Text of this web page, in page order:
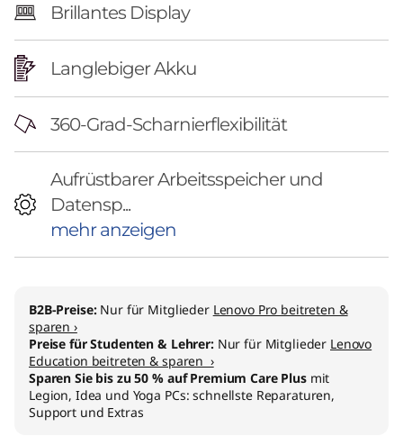
Brillantes Display
Langlebiger Akku
360-Grad-Scharnierflexibilität
Aufrüstbarer Arbeitsspeicher und
Datensp...
mehr anzeigen
B2B-Preise: Nur für Mitglieder Lenovo Pro beitreten &
sparen ›
Preise für Studenten & Lehrer: Nur für Mitglieder Lenovo
Education beitreten & sparen ›
Sparen Sie bis zu 50 % auf Premium Care Plusmit
Legion, Idea und Yoga PCs: schnellste Reparaturen,
Support und Extras